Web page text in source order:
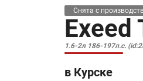
Снята с
Exeed
1.6-2л 186-197л.с.
в Курске